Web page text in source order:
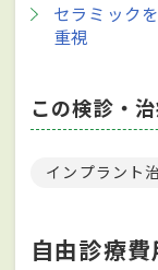
セラミック
重視
この検診・
インプラント
自由診療